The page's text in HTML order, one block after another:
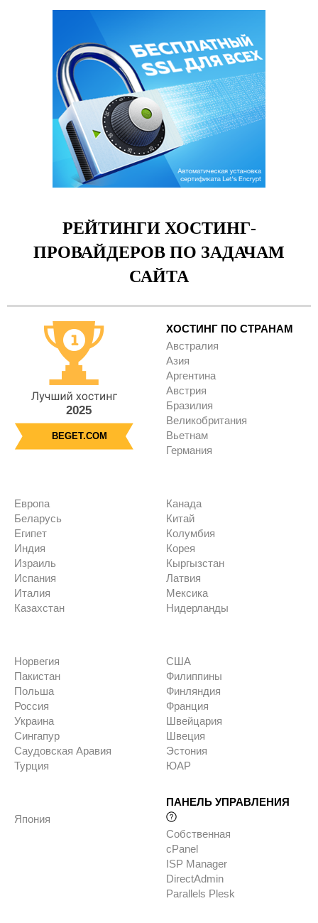
РЕЙТИНГИ ХОСТИНГ-
ПРОВАЙДЕРОВ ПО ЗАДАЧАМ
САЙТА
2025
BEGET.COM
ХОСТИНГ ПО СТРАНАМ
Австралия
Азия
Аргентина
Австрия
Бразилия
Великобритания
Вьетнам
Германия
Европа
Беларусь
Египет
Индия
Израиль
Испания
Италия
Казахстан
Канада
Китай
Колумбия
Корея
Кыргызстан
Латвия
Мексика
Нидерланды
Норвегия
Пакистан
Польша
Россия
Украина
Сингапур
Саудовская Аравия
Турция
США
Филиппины
Финляндия
Франция
Швейцария
Швеция
Эстония
ЮАР
Япония
ПАНЕЛЬ УПРАВЛЕНИЯ
Собственная
cPanel
ISP Manager
DirectAdmin
Parallels Plesk